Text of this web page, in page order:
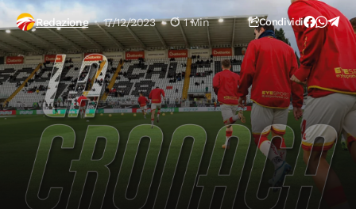
Redazione 17/12/2023 1 Min Condividi